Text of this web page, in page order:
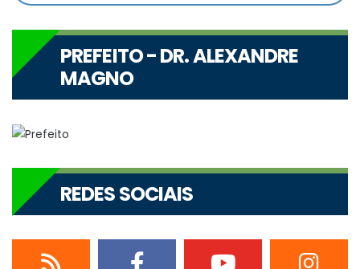
PREFEITO - DR. ALEXANDRE
MAGNO
REDES SOCIAIS